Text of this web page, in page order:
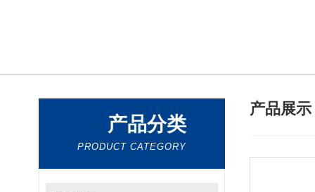
产品分类
PRODUCT CATEGORY
产品展示